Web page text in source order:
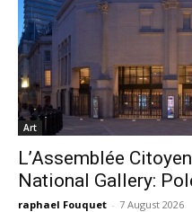
Art
L’Assemblée
National Gallery:
raphael Fouquet - 7 August 2026